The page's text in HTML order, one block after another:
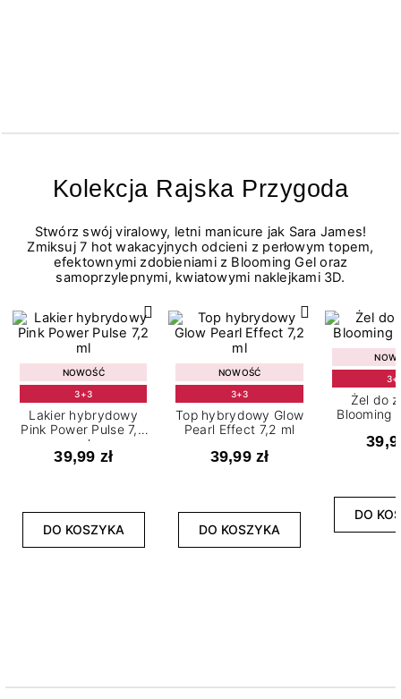
Kolekcja Rajska Przygoda
Stwórz swój viralowy, letni manicure jak Sara James!
Zmiksuj 7 hot wakacyjnych odcieni z perłowym topem,
efektownymi zdobieniami z Blooming Gel oraz
samoprzylepnymi, kwiatowymi naklejkami 3D.
NOWOŚĆ
3+3
Lakier hybrydowy
Pink Power Pulse 7,2
ml
39,99 zł
DO KOSZYKA
NOWOŚĆ
3+3
Top hybrydowy Glow
Pearl Effect 7,2 ml
39,99 zł
DO KOSZYKA
Żel do
Blooming
DO